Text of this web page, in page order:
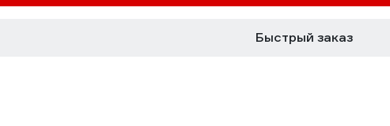
Быстрый заказ